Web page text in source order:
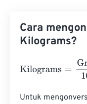
Cara
Kilograms?
Kilograms Grams
Untuk